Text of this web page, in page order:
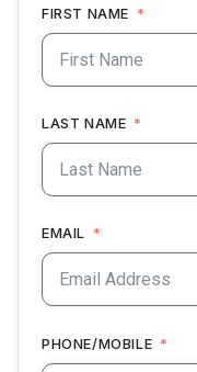
FIRST NAME
LAST NAME
EMAIL
PHONE/MOBILE